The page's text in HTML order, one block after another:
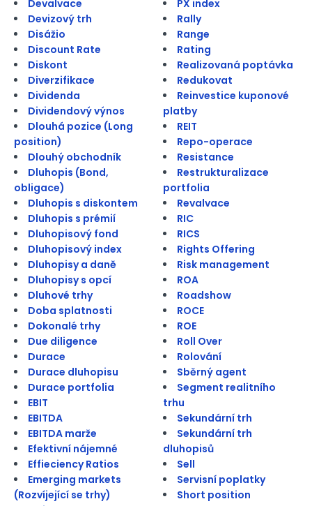
Devalvace
Devizový trh
Disážio
Discount Rate
Diskont
Diverzifikace
Dividenda
Dividendový výnos
Dlouhá pozice (Long
position)
Dlouhý obchodník
Dluhopis (Bond,
obligace)
Dluhopis s diskontem
Dluhopis s prémií
Dluhopisový fond
Dluhopisový index
Dluhopisy a daně
Dluhopisy s opcí
Dluhové trhy
Doba splatnosti
Dokonalé trhy
Due diligence
Durace
Durace dluhopisu
Durace portfolia
EBIT
EBITDA
EBITDA marže
Efektivní nájemné
Effieciency Ratios
Emerging markets
(Rozvíjející se trhy)
PX index
Rally
Range
Rating
Realizovaná poptávka
Redukovat
Reinvestice kuponové
platby
REIT
Repo-operace
Resistance
Restrukturalizace
portfolia
Revalvace
RIC
RICS
Rights Offering
Risk management
ROA
Roadshow
ROCE
ROE
Roll Over
Rolování
Sběrný agent
Segment realitního
trhu
Sekundární trh
Sekundární trh
dluhopisů
Sell
Servisní poplatky
Short position